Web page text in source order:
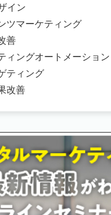
イン
ツマーケティング
善
ィングオートメーション
ティング
改善